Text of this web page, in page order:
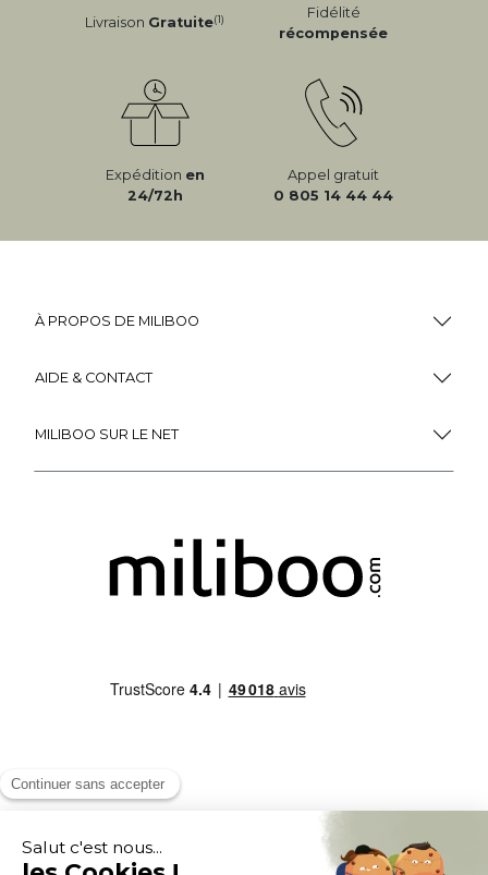
Livraison Gratuite(1)
Fidélité
récompensée
Expédition en
24/72h
Appel gratuit
0 805 14 44 44
À PROPOS DE MILIBOO
AIDE & CONTACT
MILIBOO SUR LE NET